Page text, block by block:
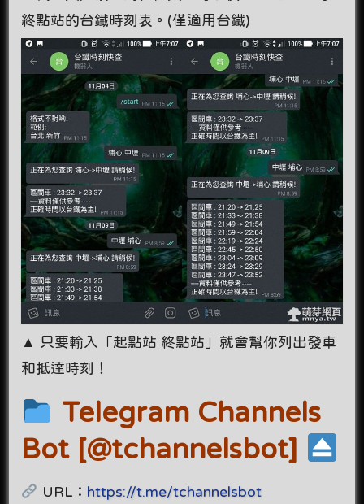
終點站的台鐵時刻表。(僅適用台鐵)
▲ 只要輸入「起點站 終點站」就會幫你列出發車
和抵達時刻！
Telegram Channels
Bot [@tchannelsbot]
URL： https://t.me/tchannelsbot